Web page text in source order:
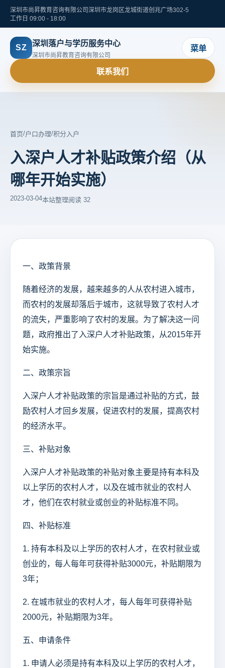
深圳市尚昇教育咨询有限公司 深圳市龙岗区龙城街道创兆广场302-5
工作日 09:00 - 18:00
SZ 深圳落户与学历服务中心
深圳市尚昇教育咨询有限公司
菜单
联系我们
首页/户口办理/积分入户
入深户人才补贴政策介绍（从
哪年开始实施）
2023-03-04本站整理阅读 32
一、政策背景
随着经济的发展，越来越多的人从农村进入城市，
而农村的发展却落后于城市，这就导致了农村人才
的流失，严重影响了农村的发展。为了解决这一问
题，政府推出了入深户人才补贴政策，从2015年开
始实施。
二、政策宗旨
入深户人才补贴政策的宗旨是通过补贴的方式，鼓
励农村人才回乡发展，促进农村的发展，提高农村
的经济水平。
三、补贴对象
入深户人才补贴政策的补贴对象主要是持有本科及
以上学历的农村人才，以及在城市就业的农村人
才，他们在农村就业或创业的补贴标准不同。
四、补贴标准
1. 持有本科及以上学历的农村人才，在农村就业或
创业的，每人每年可获得补贴3000元，补贴期限为
3年；
2. 在城市就业的农村人才，每人每年可获得补贴
2000元，补贴期限为3年。
五、申请条件
1. 申请人必须是持有本科及以上学历的农村人才，